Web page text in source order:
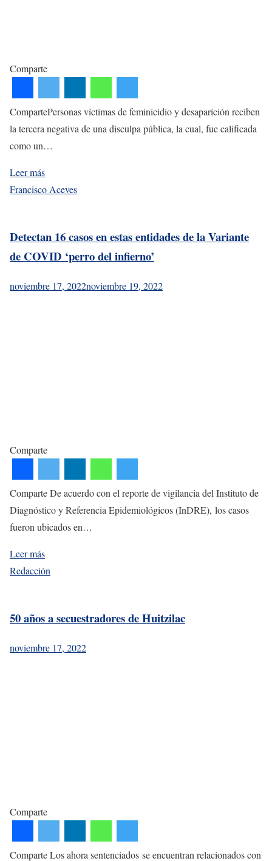
Comparte
CompartePersonas víctimas de feminicidio y desaparición reciben
la tercera negativa de una disculpa pública, la cual, fue calificada
como un…
Leer más
Francisco Aceves
Detectan 16 casos en estas entidades de la Variante
de COVID ‘perro del infierno’
noviembre 17, 2022noviembre 19, 2022
Comparte
Comparte De acuerdo con el reporte de vigilancia del Instituto de
Diagnóstico y Referencia Epidemiológicos (InDRE), los casos
fueron ubicados en…
Leer más
Redacción
50 años a secuestradores de Huitzilac
noviembre 17, 2022
Comparte
Comparte Los ahora sentenciados se encuentran relacionados con